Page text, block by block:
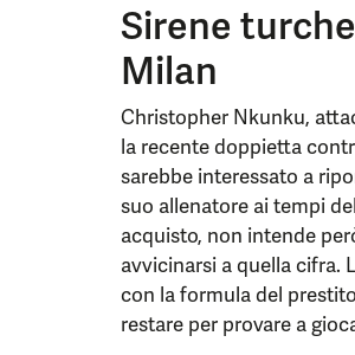
Sirene
Milan
Christopher Nkunku,
la recente doppietta
sarebbe interessato a
suo allenatore ai tempi
acquisto, non intende
avvicinarsi a quella cifra.
con la formula del
restare per provare a